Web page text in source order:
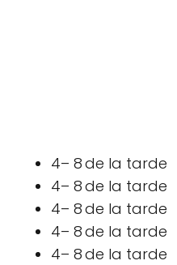
4– 8 de la tarde
4– 8 de la tarde
4– 8 de la tarde
4– 8 de la tarde
4– 8 de la tarde